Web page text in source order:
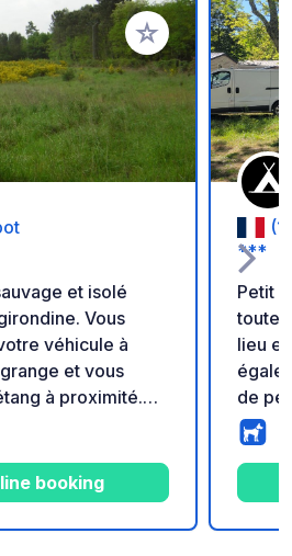
Ajouter à vos
et isolé
Vous
véhicule à
et vous
à proximité.
enregistrer le
- Mon
sanitaires - ⚠️
! - Don libre et
le propriétaire -
booking
***
Petit
lieu
de
face